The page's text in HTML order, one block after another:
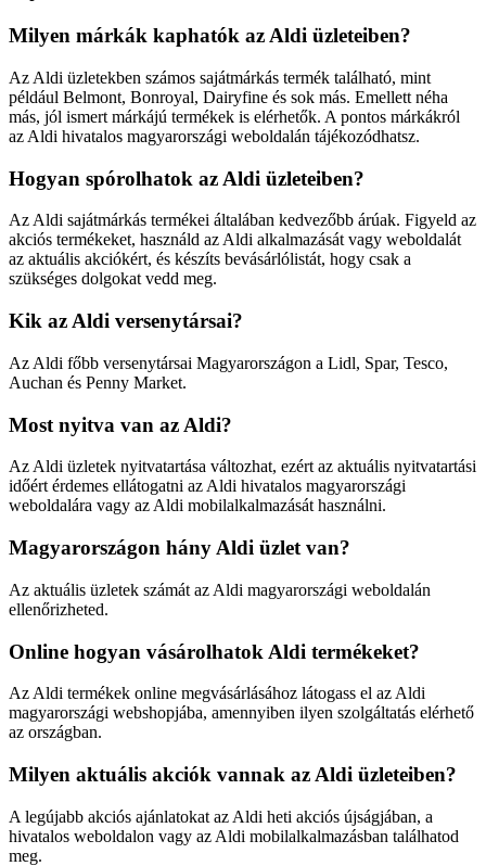
Milyen márkák kaphatók az Aldi üzleteiben?
Az Aldi üzletekben számos sajátmárkás termék található, mint
például Belmont, Bonroyal, Dairyfine és sok más. Emellett néha
más, jól ismert márkájú termékek is elérhetők. A pontos márkákról
az Aldi hivatalos magyarországi weboldalán tájékozódhatsz.
Hogyan spórolhatok az Aldi üzleteiben?
Az Aldi sajátmárkás termékei általában kedvezőbb árúak. Figyeld az
akciós termékeket, használd az Aldi alkalmazását vagy weboldalát
az aktuális akciókért, és készíts bevásárlólistát, hogy csak a
szükséges dolgokat vedd meg.
Kik az Aldi versenytársai?
Az Aldi főbb versenytársai Magyarországon a Lidl, Spar, Tesco,
Auchan és Penny Market.
Most nyitva van az Aldi?
Az Aldi üzletek nyitvatartása változhat, ezért az aktuális nyitvatartási
időért érdemes ellátogatni az Aldi hivatalos magyarországi
weboldalára vagy az Aldi mobilalkalmazását használni.
Magyarországon hány Aldi üzlet van?
Az aktuális üzletek számát az Aldi magyarországi weboldalán
ellenőrizheted.
Online hogyan vásárolhatok Aldi termékeket?
Az Aldi termékek online megvásárlásához látogass el az Aldi
magyarországi webshopjába, amennyiben ilyen szolgáltatás elérhető
az országban.
Milyen aktuális akciók vannak az Aldi üzleteiben?
A legújabb akciós ajánlatokat az Aldi heti akciós újságjában, a
hivatalos weboldalon vagy az Aldi mobilalkalmazásban találhatod
meg.